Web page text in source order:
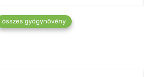
összes gyógynövény
vitaminról